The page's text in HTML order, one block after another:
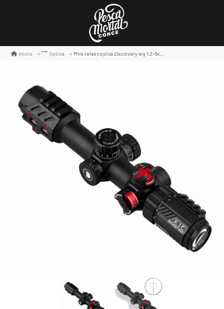
Inicio Optica Mira telescopica discovery wg 1.2-6x24irai sfp